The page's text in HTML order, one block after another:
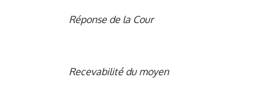
Réponse de la Cour
Recevabilité du moyen